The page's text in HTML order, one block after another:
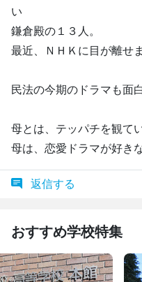
い
鎌倉殿の１３人。
最近、ＮＨＫに目が離せ
民法の今期のドラマも面
母とは、テッパチを観て
母は、恋愛ドラマが好き
返信する
おすすめ学校特集